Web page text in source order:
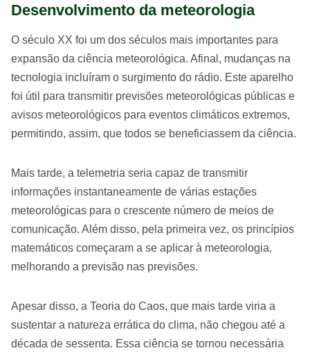
Desenvolvimento da meteorologia
O século XX foi um dos séculos mais importantes para
expansão da ciência meteorológica. Afinal, mudanças na
tecnologia incluíram o surgimento do rádio. Este aparelho
foi útil para transmitir previsões meteorológicas públicas e
avisos meteorológicos para eventos climáticos extremos,
permitindo, assim, que todos se beneficiassem da ciência.
Mais tarde, a telemetria seria capaz de transmitir
informações instantaneamente de várias estações
meteorológicas para o crescente número de meios de
comunicação. Além disso, pela primeira vez, os princípios
matemáticos começaram a se aplicar à meteorologia,
melhorando a previsão nas previsões.
Apesar disso, a Teoria do Caos, que mais tarde viria a
sustentar a natureza errática do clima, não chegou até a
década de sessenta. Essa ciência se tornou necessária